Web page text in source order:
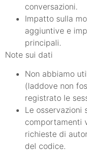
conversazioni.
Impatto sulla
aggiuntive e
principali.
Note sui dati
Non abbiamo
(laddove non
registrato le
Le osservazioni
comportamenti
richieste di
del codice.